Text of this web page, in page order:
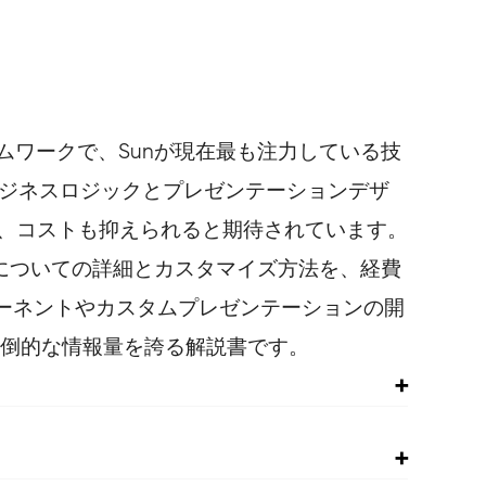
ークで、Sunが現在最も注力している技
ネスロジックとプレゼンテーションデザ
ストも抑えられると期待されています。
いての詳細とカスタマイズ方法を、経費
ントやカスタムプレゼンテーションの開
的な情報量を誇る解説書です。